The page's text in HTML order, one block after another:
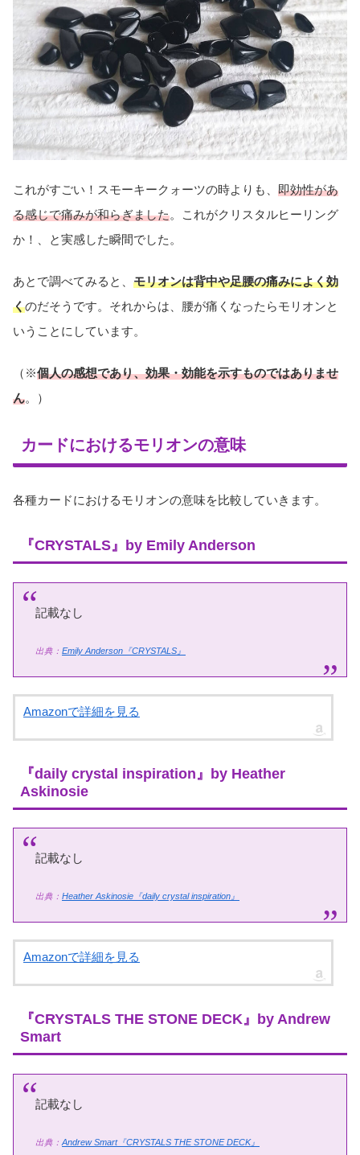
これがすごい！スモーキークォーツの時よりも、 即効性があ
る感じで痛みが和らぎました。これがクリスタルヒーリング
か！、と実感した瞬間でした。
あとで調べてみると、 モリオンは背中や足腰の痛みによく効
くのだそうです。それからは、腰が痛くなったらモリオンと
いうことにしています。
（※個人の感想であり、効果・効能を示すものではありませ
ん。）
カードにおけるモリオンの意味
各種カードにおけるモリオンの意味を比較していきます。
『CRYSTALS』by Emily Anderson
記載なし
出典： Emily Anderson『CRYSTALS』
Amazonで詳細を見る
『daily crystal inspiration』by Heather
Askinosie
記載なし
出典： Heather Askinosie『daily crystal inspiration』
Amazonで詳細を見る
『CRYSTALS THE STONE DECK』by Andrew
Smart
記載なし
出典： Andrew Smart『CRYSTALS THE STONE DECK』